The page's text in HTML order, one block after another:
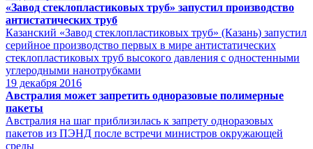
«Завод стеклопластиковых труб» запустил производство
антистатических труб
Казанский «Завод стеклопластиковых труб» (Казань) запустил
серийное производство первых в мире антистатических
стеклопластиковых труб высокого давления с одностенными
углеродными нанотрубками
19 декабря 2016
Австралия может запретить одноразовые полимерные
пакеты
Австралия на шаг приблизилась к запрету одноразовых
пакетов из ПЭНД после встречи министров окружающей
среды